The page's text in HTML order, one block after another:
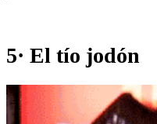
5· El tío jodón